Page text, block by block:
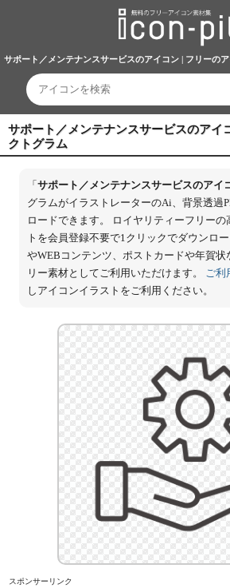
サポート／メンテナンスサービスのアイコン | フリーの
サポート／メンテナンスサービスのアイ
クトグラム
「 サポート／メンテナンスサービスのアイ
グラムがイラストレーターのAi、背景透過
ロードできます。 ロイヤリティーフリー
トを会員登録不要で1クリックでダウンロ
やWEBコンテンツ、ポストカードや年賀状
リー素材としてご利用いただけます。 ご利
しアイコンイラストをご利用ください。
スポンサーリンク